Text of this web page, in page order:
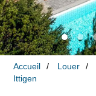
Accueil Louer
Ittigen